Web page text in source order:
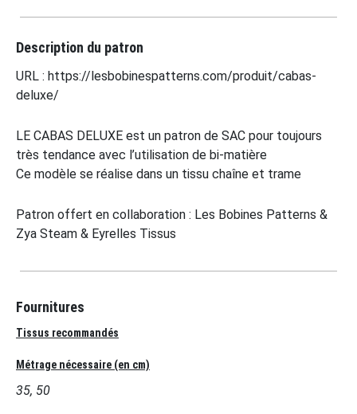
Description du patron
URL : https://lesbobinespatterns.com/produit/cabas-
deluxe/
LE CABAS DELUXE est un patron de SAC pour toujours
très tendance avec l’utilisation de bi-matière
Ce modèle se réalise dans un tissu chaîne et trame
Patron offert en collaboration : Les Bobines Patterns &
Zya Steam & Eyrelles Tissus
Fournitures
Tissus recommandés
Métrage nécessaire (en cm)
35, 50